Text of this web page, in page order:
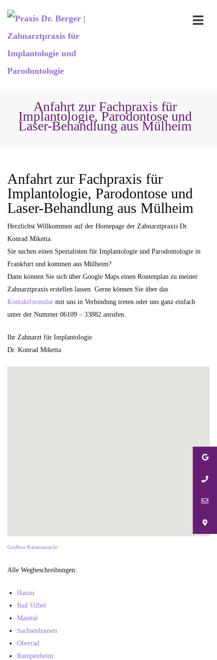
Anfahrt zur Fachpraxis für
Implantologie, Parodontose und
Laser-Behandlung aus Mülheim
Anfahrt zur Fachpraxis für
Implantologie, Parodontose und
Laser-Behandlung aus Mülheim
Herzlichst Willkommen auf der Homepage der Zahnarztpraxis Dr.
Konrad Miketta.
Sie suchen einen Spezialisten für Implantologie und Parodontologie in
Frankfurt und kommen aus Mülheim?
Dann können Sie sich über Google Maps einen Routenplan zu meiner
Zahnarztpraxis erstellen lassen. Gerne können Sie über das
Kontaktformular mit uns in Verbindung treten oder uns ganz einfach
unter der Nummer 06109 – 33882 anrufen.
Ihr Zahnarzt für Implantologie
Dr. Konrad Miketta
Größere Kartenansicht
Alle Wegbeschreibungen:
Hanau
Bad Vilbel
Maintal
Sachsenhausen
Oberrad
Rumpenheim